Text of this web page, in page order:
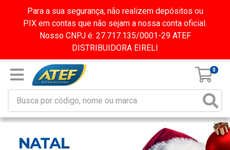
Para a sua segurança, não realizem depósitos ou
PIX em contas que não sejam a nossa conta oficial.
Nosso CNPJ é: 27.717.135/0001-29 ATEF
DISTRIBUIDORA EIRELI
0